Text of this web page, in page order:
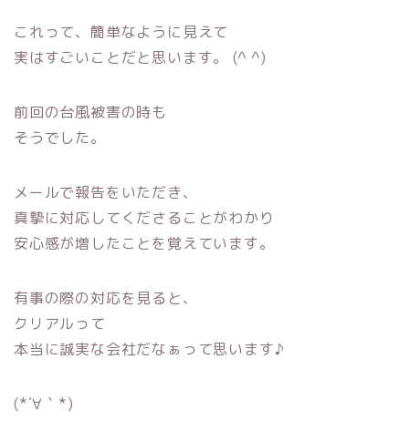
これって、簡単なように見えて
実はすごいことだと思います。 (^ ^)
前回の台風被害の時も
そうでした。
メールで報告をいただき、
真摯に対応してくださることがわかり
安心感が増したことを覚えています。
有事の際の対応を見ると、
クリアルって
本当に誠実な会社だなぁって思います♪
(*´∀｀*)